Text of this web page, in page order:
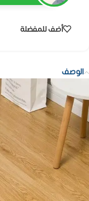
أضف للمفضلة
الوصف